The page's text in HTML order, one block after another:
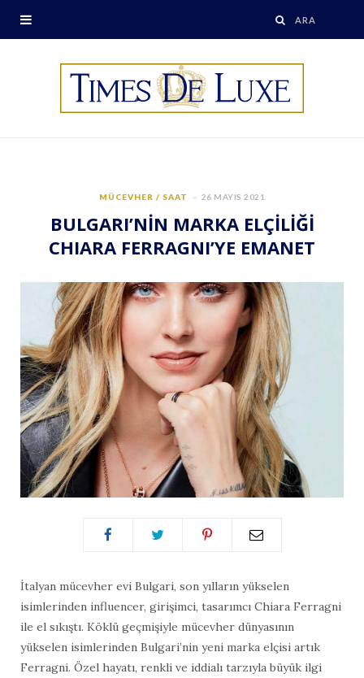
MÜCEVHER / SAAT 26 MAYIS 2021
BULGARI’NİN MARKA ELÇİLİĞİ
CHIARA FERRAGNI’YE EMANET
İtalyan mücevher evi Bulgari, son yılların yükselen
isimlerinden influencer, girişimci, tasarımcı Chiara Ferragni
ile el sıkıştı. Köklü geçmişiyle mücevher dünyasının
yükselen isimlerinden Bulgari’nin yeni marka elçisi artık
Ferragni. Özel hayatı, renkli ve iddialı tarzıyla büyük ilgi